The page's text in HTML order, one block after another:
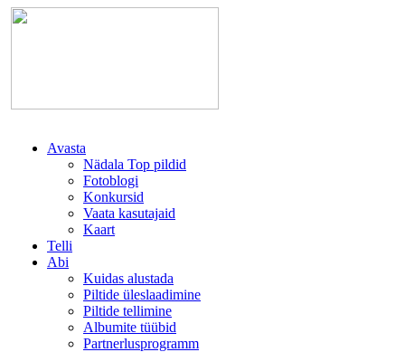
Avasta
Nädala Top pildid
Fotoblogi
Konkursid
Vaata kasutajaid
Kaart
Telli
Abi
Kuidas alustada
Piltide üleslaadimine
Piltide tellimine
Albumite tüübid
Partnerlusprogramm